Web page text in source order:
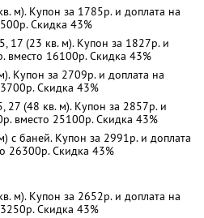
м). Купон за 1785р. и доплата на
Скидка 43%
(23 кв. м). Купон за 1827р. и
вместо 16100р. Скидка 43%
Купон за 2709р. и доплата на
Скидка 43%
(48 кв. м). Купон за 2857р. и
вместо 25100р. Скидка 43%
баней. Купон за 2991р. и доплата
26300р. Скидка 43%
м). Купон за 2652р. и доплата на
Скидка 43%